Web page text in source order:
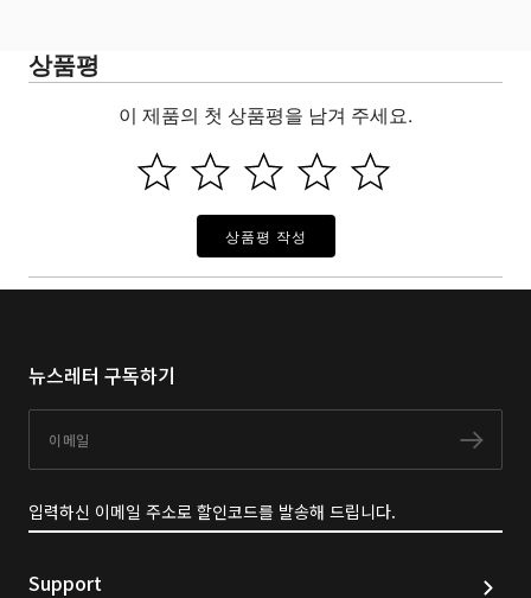
상품평
이 제품의 첫 상품평을 남겨 주세요.
상품평 작성
뉴스레터 구독하기
구독
입력하신 이메일 주소로 할인코드를 발송해 드립니다.
Support